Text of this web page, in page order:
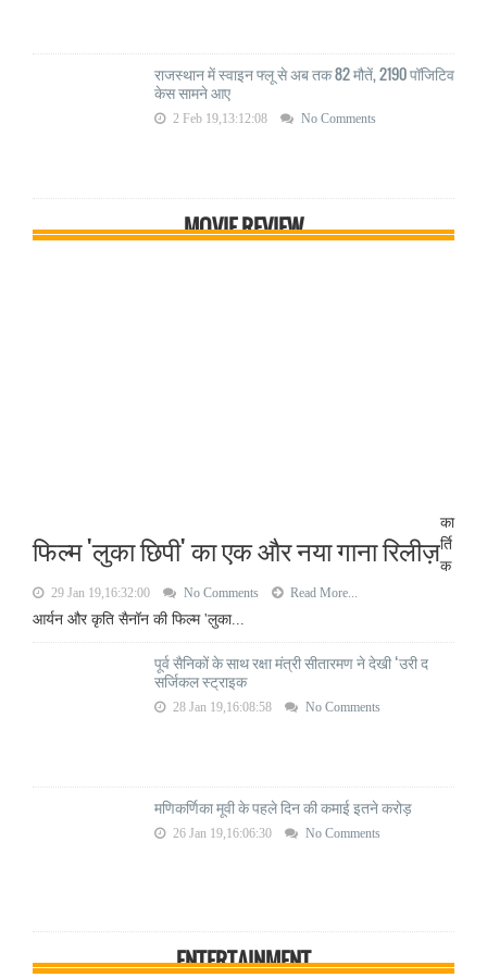
राजस्थान में स्वाइन फ्लू से अब तक 82 मौतें, 2190 पॉजिटिव
केस सामने आए
2 Feb 19,13:12:08 No Comments
MOVIE REVIEW
फिल्म 'लुका छिपी' का एक और नया गाना रिलीज़
29 Jan 19,16:32:00 No Comments Read More...
का
र्ति
क
आर्यन और कृति सैनॉन की फिल्म 'लुका...
पूर्व सैनिकों के साथ रक्षा मंत्री सीतारमण ने देखी ‘उरी द
सर्जिकल स्ट्राइक
28 Jan 19,16:08:58 No Comments
मणिकर्णिका मूवी के पहले दिन की कमाई इतने करोड़
26 Jan 19,16:06:30 No Comments
ENTERTAINMENT